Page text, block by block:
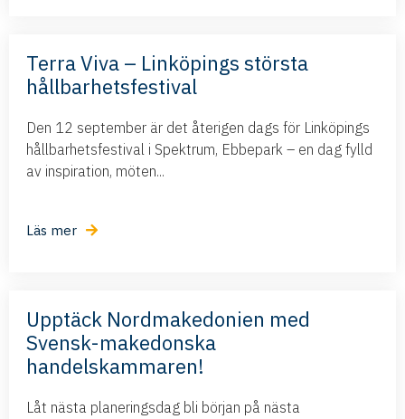
Terra Viva – Linköpings största
hållbarhetsfestival
Den 12 september är det återigen dags för Linköpings
hållbarhetsfestival i Spektrum, Ebbepark – en dag fylld
av inspiration, möten...
Läs mer
Upptäck Nordmakedonien med
Svensk-makedonska
handelskammaren!
Låt nästa planeringsdag bli början på nästa